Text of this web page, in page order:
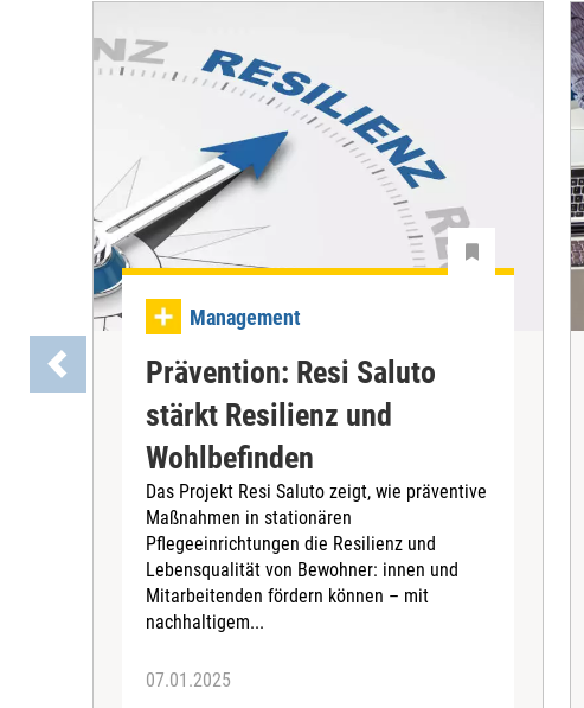
Management
Prävention: Resi Saluto
stärkt Resilienz und
Wohlbefinden
Das Projekt Resi Saluto zeigt, wie präventive
Maßnahmen in stationären
Pflegeeinrichtungen die Resilienz und
Lebensqualität von Bewohner: innen und
Mitarbeitenden fördern können – mit
nachhaltigem...
07.01.2025